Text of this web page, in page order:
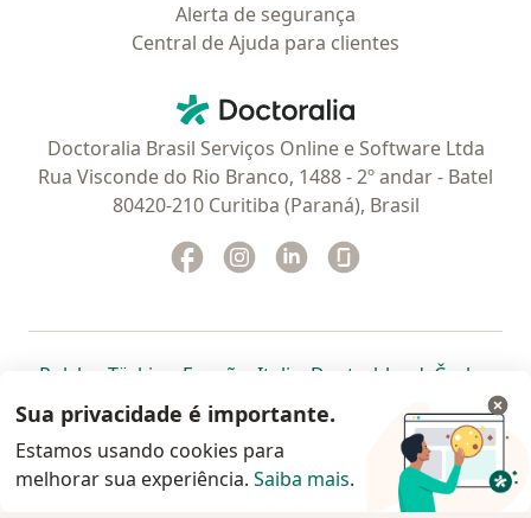
Alerta de segurança
Central de Ajuda para clientes
Doctoralia - Homepage
Doctoralia Brasil Serviços Online e Software Ltda
Rua Visconde do Rio Branco, 1488 - 2º andar - Batel
80420-210 Curitiba (Paraná), Brasil
Facebook
abre num novo separador
Instagram
abre num novo separador
Linkedin
abre num novo
Polska abre num novo separador
Türkiye abre num novo separador
España abre num novo separador
Italia abre num novo
Deutschlandabre num
Česko
Portugal abre num novo separador
, México abre num novo separador
, abre num novo separador
Brasil abre num novoabre num
abre
Colombia abre num novo
www.doctoralia.com.br © 2026 - Agende agora sua
Sua privacidade é importante.
Estamos usando cookies para
melhorar sua experiência. Saiba mais.